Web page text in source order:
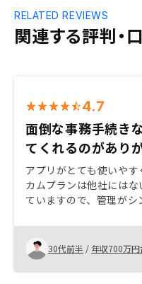
関連する評判・
RELATED REVIEWS
4.7
面倒な事務手続き
てくれるのがあり
アプリがとても使いや
カムプランは他社にはな
ていますので、管理がシ
もプランだと認識して
資はレバレッジを掛け
の代わりにもなり得るの
た。
30代前半 / 年収700万円